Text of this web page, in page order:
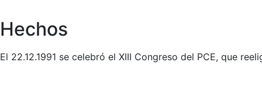
Hechos
El 22.12.1991 se celebró el XIII Congreso del PCE, que